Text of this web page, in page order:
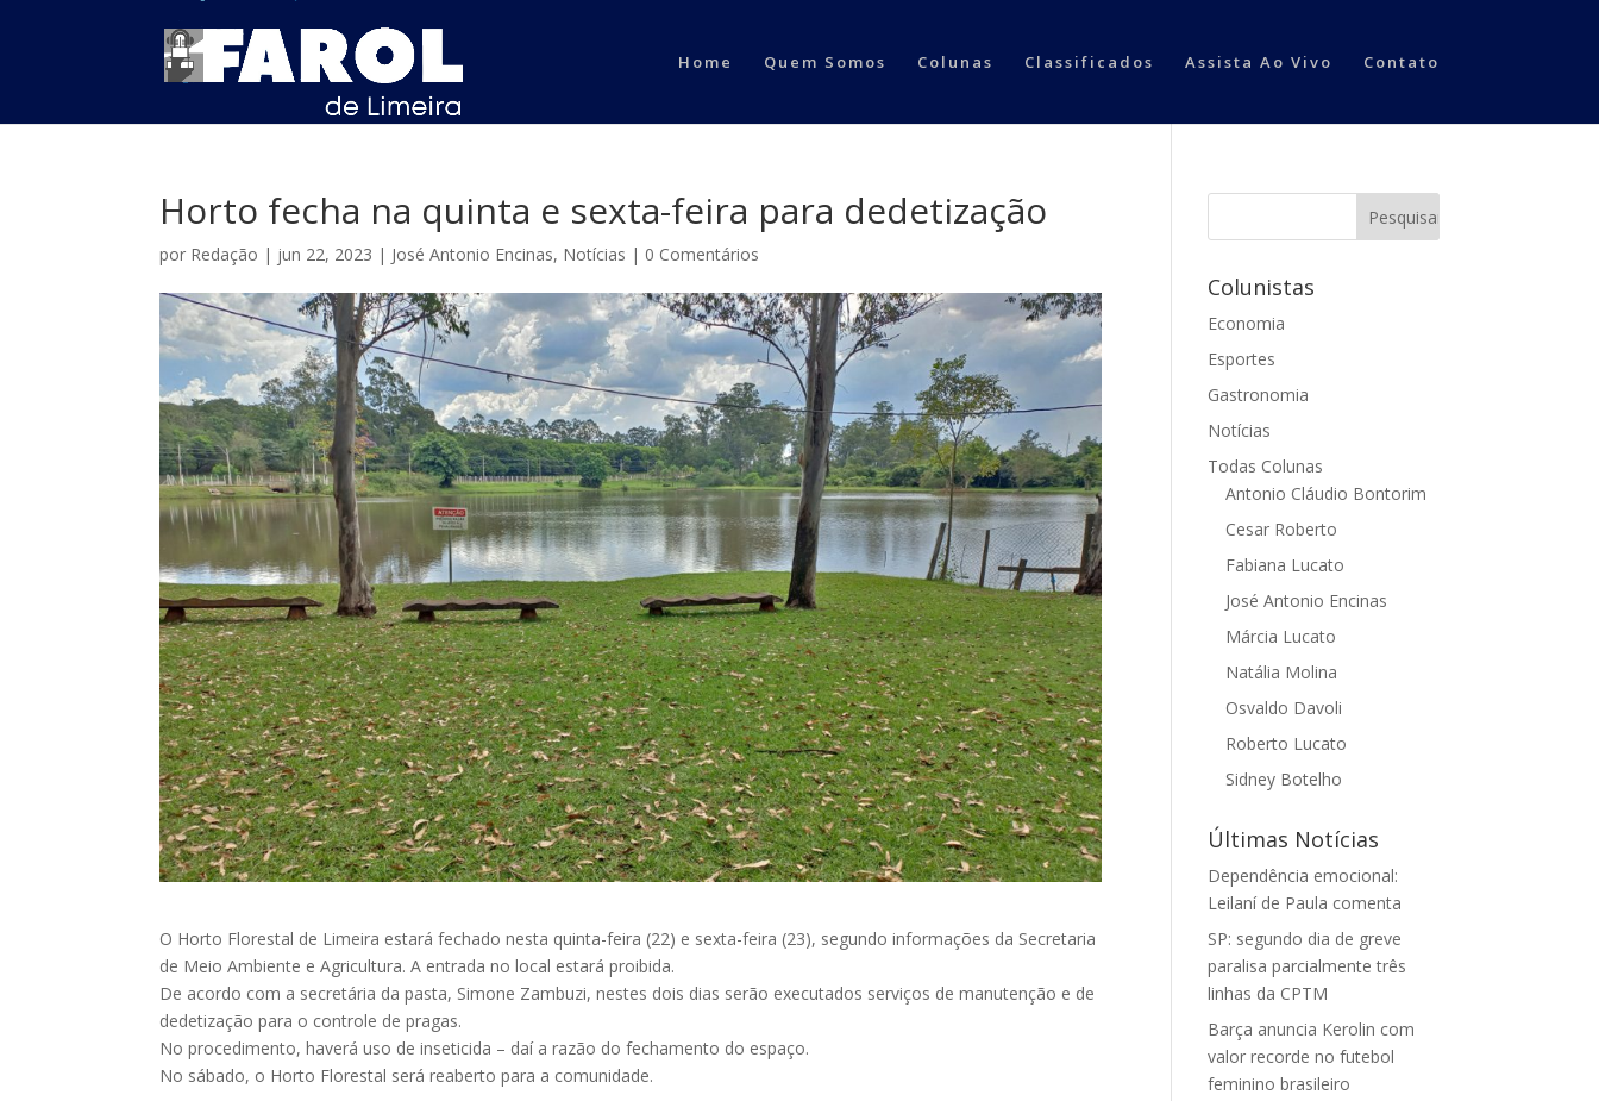
Home Quem Somos Colunas Classificados Assista Ao Vivo Contato
Horto fecha na quinta e sexta-feira para dedetização
por Redação | jun 22, 2023 | José Antonio Encinas, Notícias | 0 Comentários
O Horto Florestal de Limeira estará fechado nesta quinta-feira (22) e sexta-feira (23), segundo informações da Secretaria
de Meio Ambiente e Agricultura. A entrada no local estará proibida.
De acordo com a secretária da pasta, Simone Zambuzi, nestes dois dias serão executados serviços de manutenção e de
dedetização para o controle de pragas.
No procedimento, haverá uso de inseticida – daí a razão do fechamento do espaço.
No sábado, o Horto Florestal será reaberto para a comunidade.
Colunistas
Economia
Esportes
Gastronomia
Notícias
Todas Colunas
Antonio Cláudio Bontorim
Cesar Roberto
Fabiana Lucato
José Antonio Encinas
Márcia Lucato
Natália Molina
Osvaldo Davoli
Roberto Lucato
Sidney Botelho
Últimas Notícias
Dependência emocional:
Leilaní de Paula comenta
SP: segundo dia de greve
paralisa parcialmente três
linhas da CPTM
Barça anuncia Kerolin com
valor recorde no futebol
feminino brasileiro